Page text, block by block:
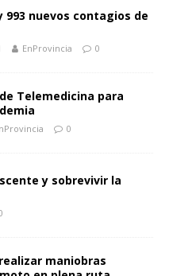
993 nuevos contagios de
EnProvincia 0
Telemedicina para
0
y sobrevivir la
maniobras